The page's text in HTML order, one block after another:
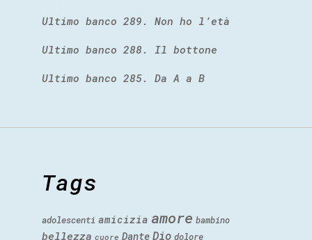
Ultimo banco 289. Non ho l’età
Ultimo banco 288. Il bottone
Ultimo banco 285. Da A a B
Tags
adolescenti amicizia amore bambino
bellezza cuore Dante Dio dolore